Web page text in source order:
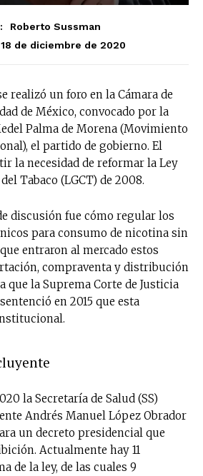
Roberto Sussman
18 de diciembre de 2020
realizó un foro en la Cámara de
de México, convocado por la
Palma de Morena (Movimiento
el partido de gobierno. El
la necesidad de reformar la Ley
Tabaco (LGCT) de 2008.
discusión fue cómo regular los
para consumo de nicotina sin
entraron al mercado estos
compraventa y distribución
que la Suprema Corte de Justicia
en 2015 que esta
la Secretaría de Salud (SS)
Andrés Manuel López Obrador
un decreto presidencial que
Actualmente hay 11
de la ley, de las cuales 9